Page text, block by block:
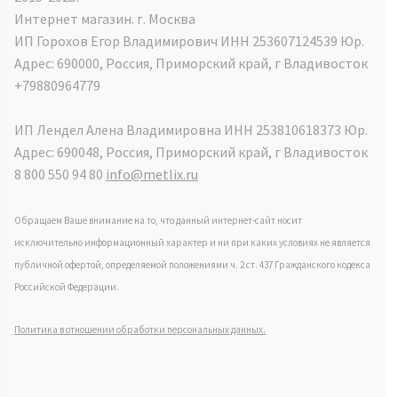
Интернет магазин. г. Москва
ИП Горохов Егор Владимирович ИНН 253607124539 Юр.
Адрес: 690000, Россия, Приморский край, г Владивосток
+79880964779
ИП Лендел Алена Владимировна ИНН 253810618373 Юр.
Адрес: 690048, Россия, Приморский край, г Владивосток
8 800 550 94 80 info@metlix.ru
Обращаем Ваше внимание на то, что данный интернет-сайт носит
исключительно информационный характер и ни при каких условиях не является
публичной офертой, определяемой положениями ч. 2 ст. 437 Гражданского кодекса
Российской Федерации.
Политика в отношении обработки персональных данных.